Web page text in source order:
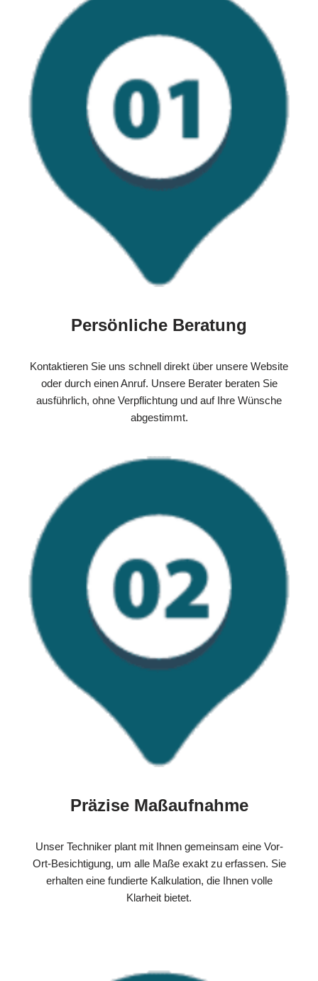
Persönliche Beratung
Kontaktieren Sie uns schnell direkt über unsere Website
oder durch einen Anruf. Unsere Berater beraten Sie
ausführlich, ohne Verpflichtung und auf Ihre Wünsche
abgestimmt.
Präzise Maßaufnahme
Unser Techniker plant mit Ihnen gemeinsam eine Vor-
Ort-Besichtigung, um alle Maße exakt zu erfassen. Sie
erhalten eine fundierte Kalkulation, die Ihnen volle
Klarheit bietet.